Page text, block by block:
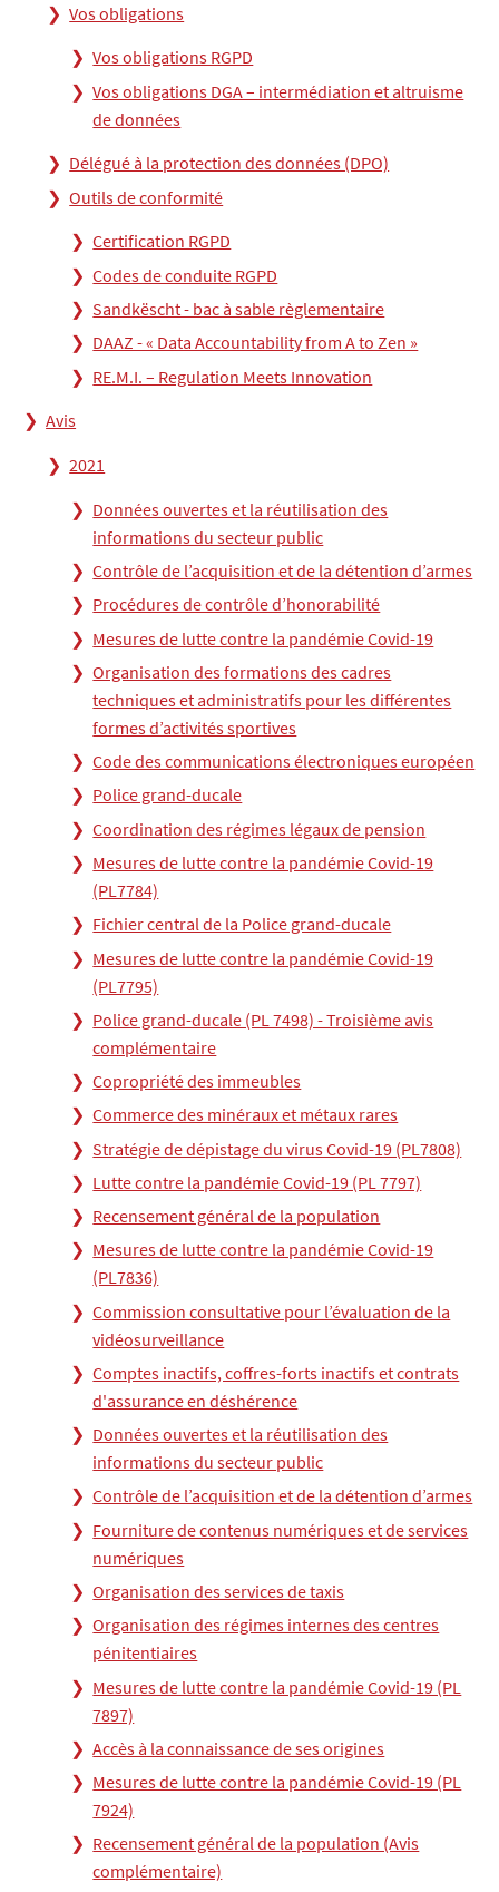
Vos obligations
Vos obligations RGPD
Vos obligations DGA – intermédiation et altruisme
de données
Délégué à la protection des données (DPO)
Outils de conformité
Certification RGPD
Codes de conduite RGPD
Sandkëscht - bac à sable règlementaire
DAAZ - « Data Accountability from A to Zen »
RE.M.I. – Regulation Meets Innovation
Avis
2021
Données ouvertes et la réutilisation des
informations du secteur public
Contrôle de l’acquisition et de la détention d’armes
Procédures de contrôle d’honorabilité
Mesures de lutte contre la pandémie Covid-19
Organisation des formations des cadres
techniques et administratifs pour les différentes
formes d’activités sportives
Code des communications électroniques européen
Police grand-ducale
Coordination des régimes légaux de pension
Mesures de lutte contre la pandémie Covid-19
(PL7784)
Fichier central de la Police grand-ducale
Mesures de lutte contre la pandémie Covid-19
(PL7795)
Police grand-ducale (PL 7498) - Troisième avis
complémentaire
Copropriété des immeubles
Commerce des minéraux et métaux rares
Stratégie de dépistage du virus Covid-19 (PL7808)
Lutte contre la pandémie Covid-19 (PL 7797)
Recensement général de la population
Mesures de lutte contre la pandémie Covid-19
(PL7836)
Commission consultative pour l’évaluation de la
vidéosurveillance
Comptes inactifs, coffres-forts inactifs et contrats
d'assurance en déshérence
Données ouvertes et la réutilisation des
informations du secteur public
Contrôle de l’acquisition et de la détention d’armes
Fourniture de contenus numériques et de services
numériques
Organisation des services de taxis
Organisation des régimes internes des centres
pénitentiaires
Mesures de lutte contre la pandémie Covid-19 (PL
7897)
Accès à la connaissance de ses origines
Mesures de lutte contre la pandémie Covid-19 (PL
7924)
Recensement général de la population (Avis
complémentaire)